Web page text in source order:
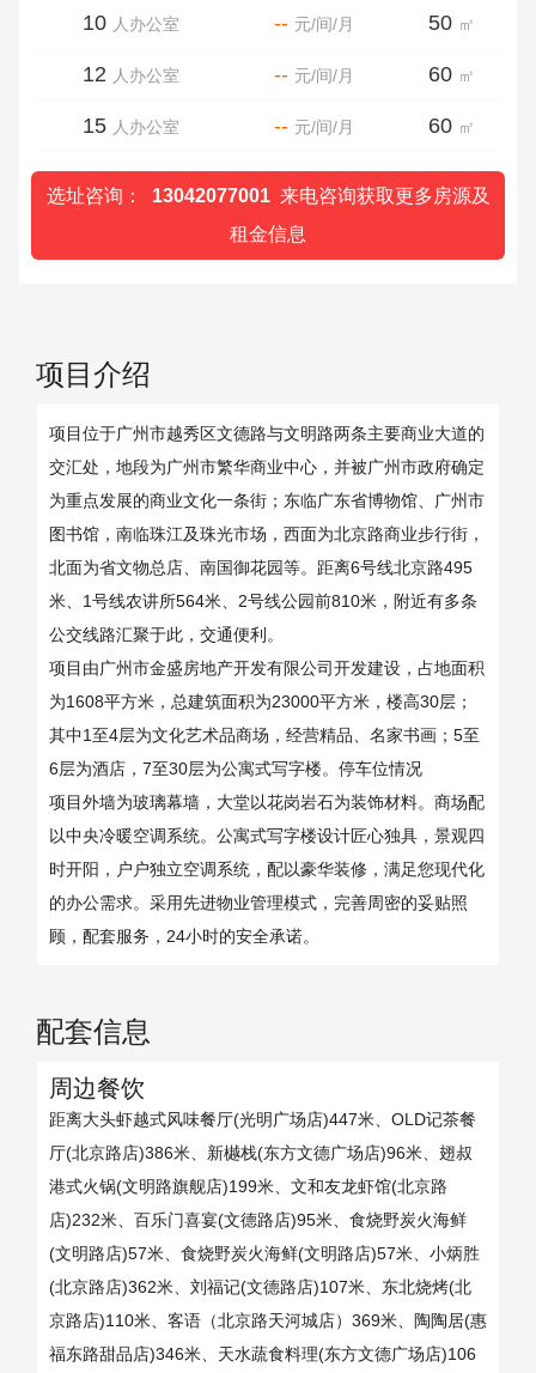
10 人办公室 -- 元/间/月 50 ㎡
12 人办公室 -- 元/间/月 60 ㎡
15 人办公室 -- 元/间/月 60 ㎡
选址咨询： 13042077001 来电咨询获取更多房源及
租金信息
项目介绍
项目位于广州市越秀区文德路与文明路两条主要商业大道的
交汇处，地段为广州市繁华商业中心，并被广州市政府确定
为重点发展的商业文化一条街；东临广东省博物馆、广州市
图书馆，南临珠江及珠光市场，西面为北京路商业步行街，
北面为省文物总店、南国御花园等。距离6号线北京路495
米、1号线农讲所564米、2号线公园前810米，附近有多条
公交线路汇聚于此，交通便利。
项目由广州市金盛房地产开发有限公司开发建设，占地面积
为1608平方米，总建筑面积为23000平方米，楼高30层；
其中1至4层为文化艺术品商场，经营精品、名家书画；5至
6层为酒店，7至30层为公寓式写字楼。停车位情况
项目外墙为玻璃幕墙，大堂以花岗岩石为装饰材料。商场配
以中央冷暖空调系统。公寓式写字楼设计匠心独具，景观四
时开阳，户户独立空调系统，配以豪华装修，满足您现代化
的办公需求。采用先进物业管理模式，完善周密的妥贴照
顾，配套服务，24小时的安全承诺。
配套信息
周边餐饮
距离大头虾越式风味餐厅(光明广场店)447米、OLD记茶餐
厅(北京路店)386米、新樾栈(东方文德广场店)96米、翅叔
港式火锅(文明路旗舰店)199米、文和友龙虾馆(北京路
店)232米、百乐门喜宴(文德路店)95米、食烧野炭火海鲜
(文明路店)57米、食烧野炭火海鲜(文明路店)57米、小炳胜
(北京路店)362米、刘福记(文德路店)107米、东北烧烤(北
京路店)110米、客语（北京路天河城店）369米、陶陶居(惠
福东路甜品店)346米、天水蔬食料理(东方文德广场店)106